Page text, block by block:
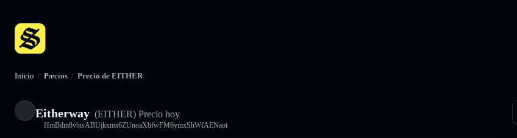
Inicio / Precios / Precio de EITHER
Eitherway (EITHER) Precio hoy
HmBdm8vbisABUjkxms6ZUnoaXbfwFM6ymxShWfAENaoi